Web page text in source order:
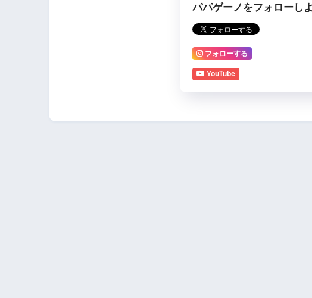
パパゲーノをフォローし
フォローする
YouTube